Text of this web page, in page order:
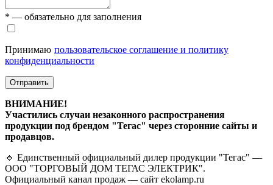
* — обязательно для заполнения
Принимаю пользовательское соглашение и политику
конфиденциальности
Отправить
ВНИМАНИЕ!
Участились случаи незаконного распространения
продукции под брендом "Тегас" через сторонние сайты и
продавцов.
🔹 Единственный официальный дилер продукции "Тегас" —
ООО "ТОРГОВЫЙ ДОМ ТЕГАС ЭЛЕКТРИК".
Официальный канал продаж — сайт ekolamp.ru